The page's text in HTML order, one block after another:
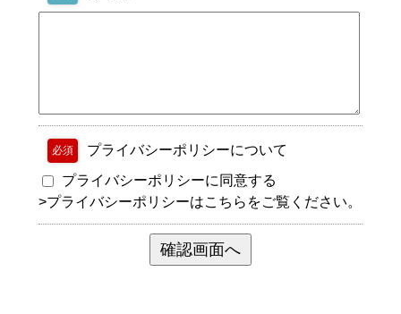
必須
プライバシーポリシーについて
プライバシーポリシーに同意する
>プライバシーポリシーはこちらをご覧ください。